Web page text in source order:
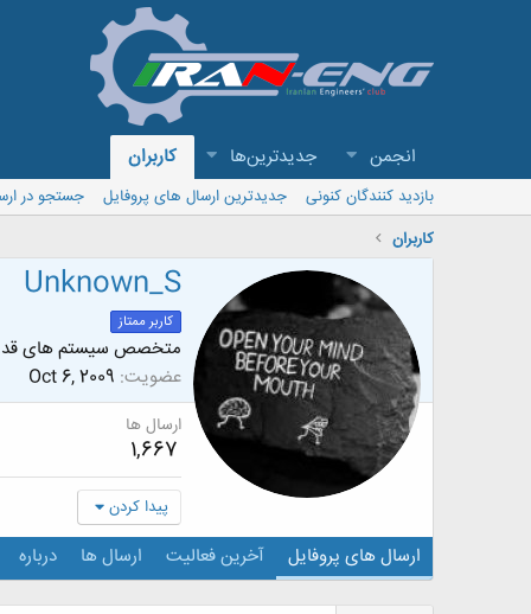
انجمن جدیدترین‌ها کاربران
بازدید کنندگان کنونی جدیدترین ارسال های پروفایل
جستجو در
کاربران
Unknown_S
کاربر ممتاز
متخصص سیستم های
عضویت Oct 6, 2009
ارسال ها
1,667
پیدا کردن
ارسال های پروفایل آخرین فعالیت ارسال ها درباره